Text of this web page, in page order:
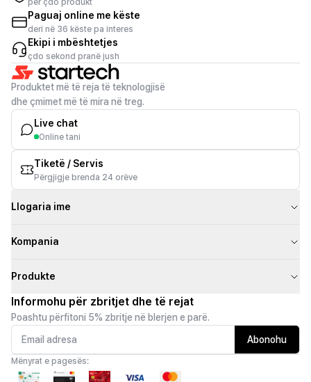
për çdo produkt
Paguaj online me këste
deri në 36 këste pa interes
Ekipi i mbështetjes
çdo sekond pranë jush
Produktet më të reja të teknologjisë
dhe çmimet më të mira në treg.
Live chat
Online tani
Tiketë / Servis
Përgjigje brenda 24 orëve
Llogaria ime
Kompania
Produkte
Informohu për zbritjet dhe të rejat
Poashtu përfitoni 5% zbritje në blerjen e parë.
Abonohu
Mënyrat e pagesës: